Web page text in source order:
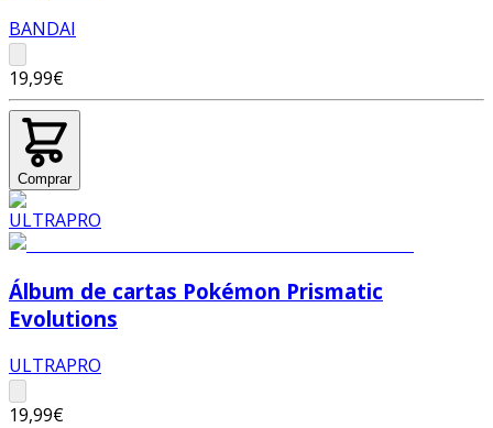
BANDAI
19,99€
Comprar
Álbum de cartas Pokémon Prismatic
Evolutions
ULTRAPRO
19,99€